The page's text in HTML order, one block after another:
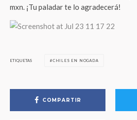
mxn. ¡Tu paladar te lo agradecerá!
ETIQUETAS CHILES EN NOGADA
COMPARTIR